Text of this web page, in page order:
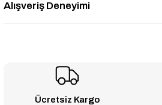
Alışveriş Deneyimi
Ücretsiz Kargo